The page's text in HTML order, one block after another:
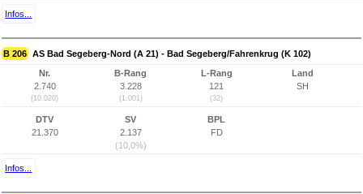
Infos...
B 206 AS Bad Segeberg-Nord (A 21) - Bad Segeberg/Fahrenkrug (K 102)
Nr.
2.740
(10.020)
B-Rang
3.228
(1.001)
L-Rang
121
(32)
Land
SH
DTV
21.370
SV
2.137
(10,0%)
BPL
FD
Infos...